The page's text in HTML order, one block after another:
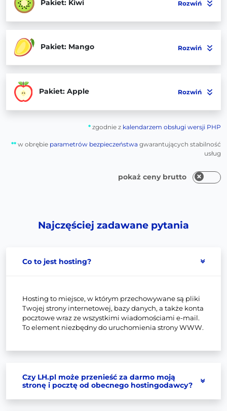
Pakiet: Kiwi Rozwiń
Pakiet: Mango Rozwiń
Pakiet: Apple Rozwiń
* zgodnie z kalendarzem obsługi wersji PHP
** w obrębie parametrów bezpieczeństwa gwarantujących stabilność
usług
pokaż ceny brutto
Najczęściej zadawane pytania
Co to jest hosting?
Hosting to miejsce, w którym przechowywane są pliki
Twojej strony internetowej, bazy danych, a także konta
pocztowe wraz ze wszystkimi wiadomościami e-mail.
To element niezbędny do uruchomienia strony WWW.
Czy LH.pl może przenieść za darmo moją
stronę i pocztę od obecnego hostingodawcy?